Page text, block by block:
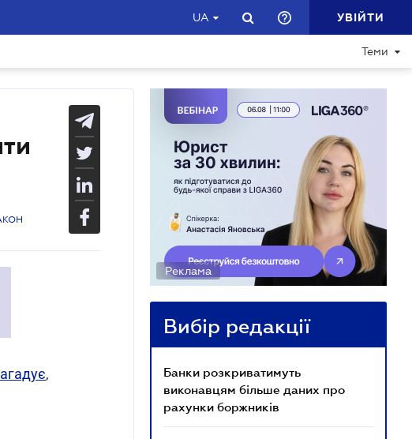
UA УВІЙТИ
Теми
,
Реклама
Вибір редакції
Банки розкриватимуть
виконавцям більше даних про
рахунки боржників